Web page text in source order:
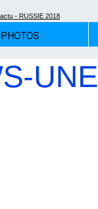
PHOTOS
UNE